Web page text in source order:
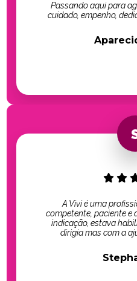
Passando aqui para
cuidado, empenho,
A Vivi é uma
competente, paciente e
indicação, estava
dirigia mas com a